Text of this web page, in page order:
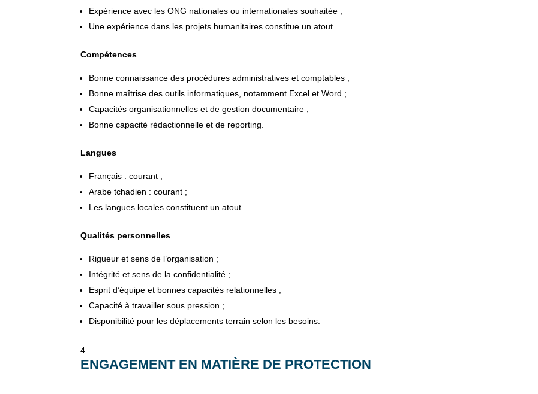
Expérience avec les ONG nationales ou internationales souhaitée ;
Une expérience dans les projets humanitaires constitue un atout.
Compétences
Bonne connaissance des procédures administratives et comptables ;
Bonne maîtrise des outils informatiques, notamment Excel et Word ;
Capacités organisationnelles et de gestion documentaire ;
Bonne capacité rédactionnelle et de reporting.
Langues
Français : courant ;
Arabe tchadien : courant ;
Les langues locales constituent un atout.
Qualités personnelles
Rigueur et sens de l’organisation ;
Intégrité et sens de la confidentialité ;
Esprit d’équipe et bonnes capacités relationnelles ;
Capacité à travailler sous pression ;
Disponibilité pour les déplacements terrain selon les besoins.
ENGAGEMENT EN MATIÈRE DE PROTECTION